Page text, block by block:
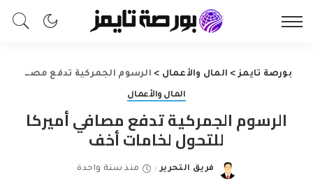
بورصة تايمز> المال والأعمال > الرسوم الجمركية تدفع مصافي أميركا للتحول لخامات أخف
المال والأعمال
الرسوم الجمركية تدفع مصافي أميركا
للتحول لخامات أخف
Posted
فريق التحرير منذ سنة واحدة